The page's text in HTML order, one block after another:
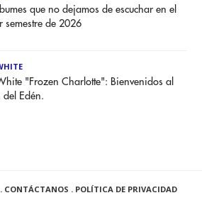
que no dejamos de escuchar en el
semestre de 2026
"Frozen Charlotte": Bienvenidos al
Edén.
CONTÁCTANOS . POLÍTICA DE PRIVACIDAD